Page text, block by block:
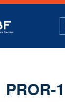
PROR-1